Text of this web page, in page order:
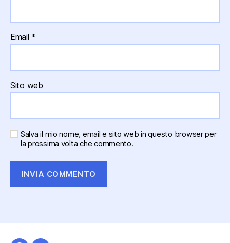
Email *
Sito web
Salva il mio nome, email e sito web in questo browser per
la prossima volta che commento.